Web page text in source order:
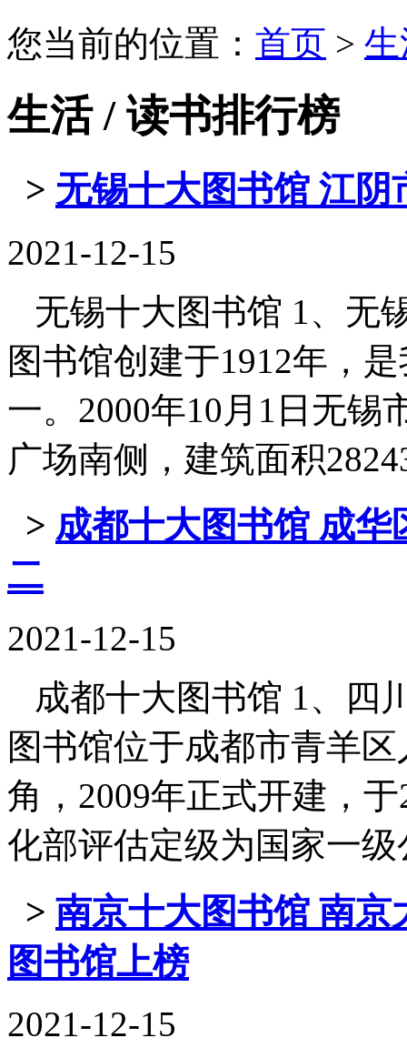
您当前的位置： 首页 >
生活 / 读书排行榜
> 无锡十大图书馆 江阴
2021-12-15
无锡十大图书馆 1、无
图书馆创建于1912年，
一。2000年10月1日无锡
广场南侧，建筑面积
> 成都十大图书馆 成
二
2021-12-15
成都十大图书馆 1、四
图书馆位于成都市青羊
角，2009年正式开建，
化部评估定级为国家一级
> 南京十大图书馆 南
图书馆上榜
2021-12-15